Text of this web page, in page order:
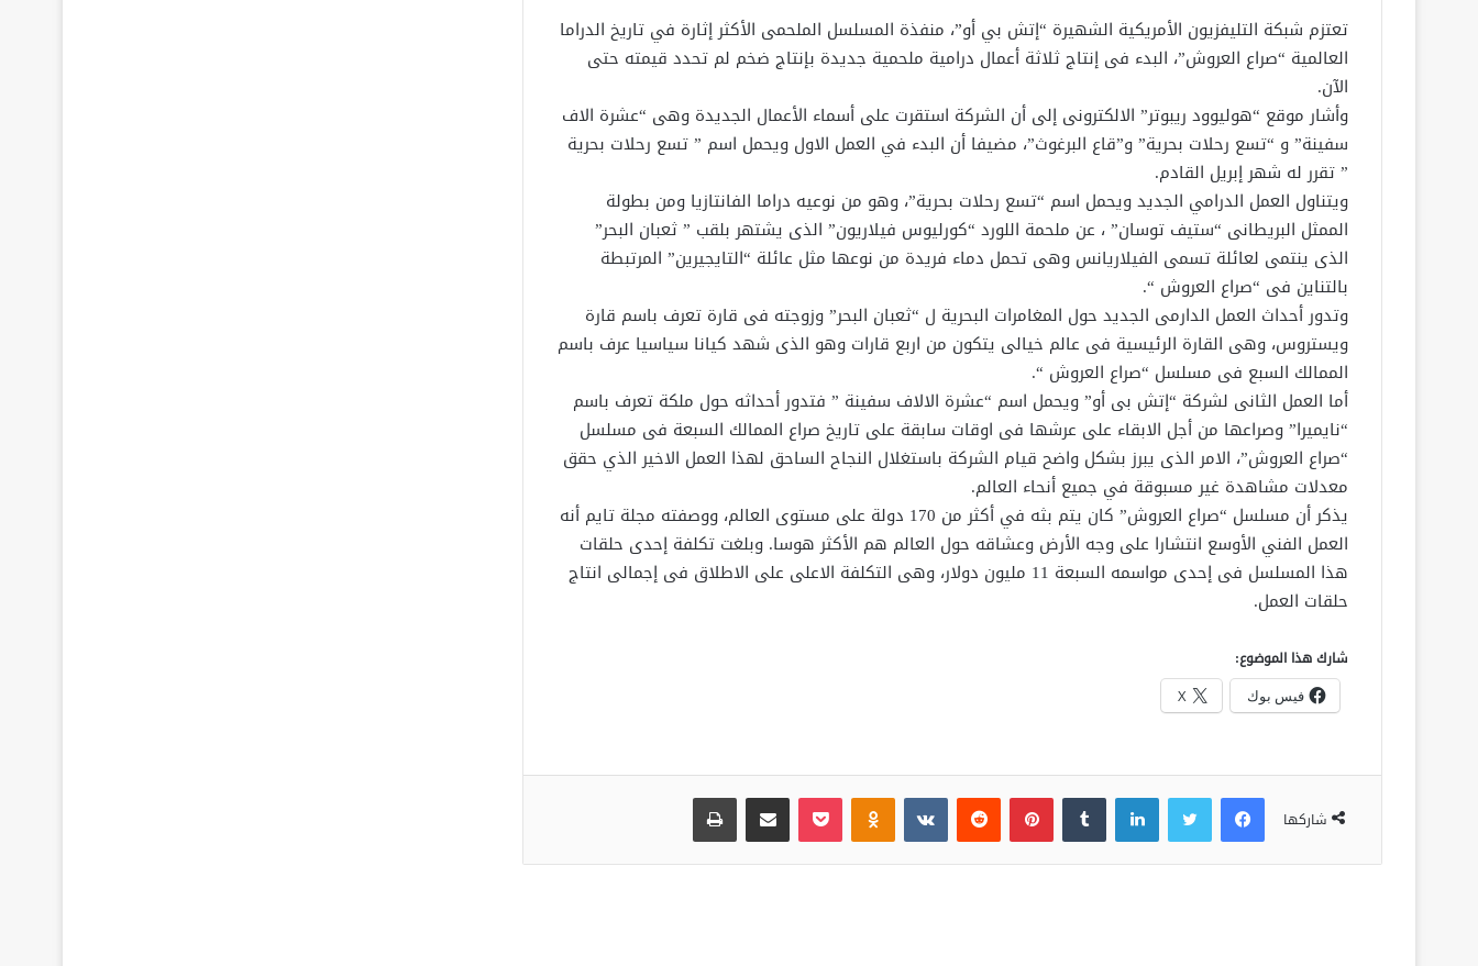
تعتزم شبكة التليفزيون الأمريكية الشهيرة “إتش بي أو”، منفذة المسلسل الملحمى الأكثر إثارة في تاريخ الدراما
العالمية “صراع العروش”، البدء فى إنتاج ثلاثة أعمال درامية ملحمية جديدة بإنتاج ضخم لم تحدد قيمته حتى
الآن.
وأشار موقع “هوليوود ريبوتر” الالكترونى إلى أن الشركة استقرت على أسماء الأعمال الجديدة وهى “عشرة الاف
سفينة” و “تسع رحلات بحرية” و”قاع البرغوث”، مضيفا أن البدء في العمل الاول ويحمل اسم ” تسع رحلات بحرية
” تقرر له شهر إبريل القادم.
ويتناول العمل الدرامي الجديد ويحمل اسم “تسع رحلات بحرية”، وهو من نوعيه دراما الفانتازيا ومن بطولة
الممثل البريطانى “ستيف توسان” ، عن ملحمة اللورد “كورليوس فيلاريون” الذى يشتهر بلقب ” ثعبان البحر”
الذى ينتمى لعائلة تسمى الفيلاريانس وهى تحمل دماء فريدة من نوعها مثل عائلة “التايجيرين” المرتبطة
بالتناين فى “صراع العروش “.
وتدور أحداث العمل الدارمى الجديد حول المغامرات البحرية ل “ثعبان البحر” وزوجته فى قارة تعرف باسم قارة
ويستروس، وهى القارة الرئيسية فى عالم خيالى يتكون من اربع قارات وهو الذى شهد كيانا سياسيا عرف باسم
الممالك السبع فى مسلسل “صراع العروش “.
أما العمل الثانى لشركة “إتش بى أو” ويحمل اسم “عشرة الالاف سفينة ” فتدور أحداثه حول ملكة تعرف باسم
“نايميرا” وصراعها من أجل الابقاء على عرشها فى اوقات سابقة على تاريخ صراع الممالك السبعة فى مسلسل
“صراع العروش”، الامر الذى يبرز بشكل واضح قيام الشركة باستغلال النجاح الساحق لهذا العمل الاخير الذي حقق
معدلات مشاهدة غير مسبوقة في جميع أنحاء العالم.
يذكر أن مسلسل “صراع العروش” كان يتم بثه في أكثر من 170 دولة على مستوى العالم، ووصفته مجلة تايم أنه
العمل الفني الأوسع انتشارا على وجه الأرض وعشاقه حول العالم هم الأكثر هوسا. وبلغت تكلفة إحدى حلقات
هذا المسلسل فى إحدى مواسمه السبعة 11 مليون دولار، وهى التكلفة الاعلى على الاطلاق فى إجمالى انتاج
حلقات العمل.
شارك هذا الموضوع:
فيس بوك X
شاركها
فيسبوك لينكدإن بينتيريست بوكيت